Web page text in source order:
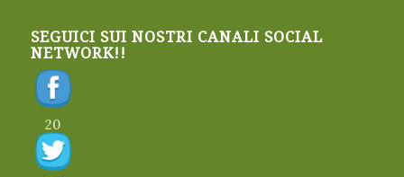
SEGUICI SUI NOSTRI CANALI SOCIAL
NETWORK!!
20